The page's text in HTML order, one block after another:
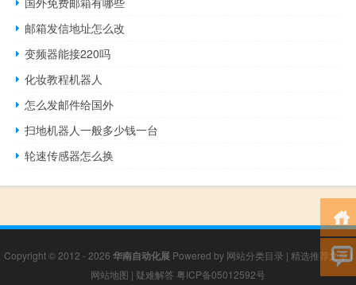
邮箱发信地址怎么改
变频器能接220吗
化妆教程机器人
怎么发邮件给国外
扫地机器人一般多少钱一台
轮速传感器怎么换
Copyright © 2012 - 2026 华南自动化展Powered by 网站分类目录 | 精选推荐文章 |
网站地图 | 疑难解答 粤ICP备05012592号